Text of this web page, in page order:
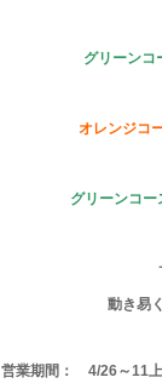
グリーン
オレンジコ
グリーンコー
動き易
営業期間： 4/26～11